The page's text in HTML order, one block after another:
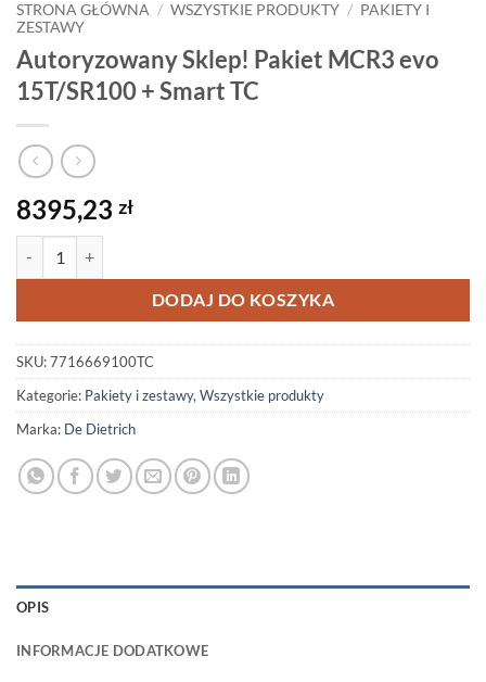
STRONA GŁÓWNA / WSZYSTKIE PRODUKTY / PAKIETY I
ZESTAWY
Autoryzowany Sklep! Pakiet MCR3 evo
15T/SR100 + Smart TC
8395,23 zł
DODAJ DO KOSZYKA
SKU:7716669100TC
Kategorie: Pakiety i zestawy, Wszystkie produkty
Marka: De Dietrich
OPIS
INFORMACJE DODATKOWE